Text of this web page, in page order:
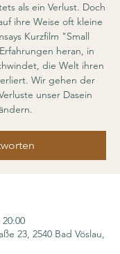
als ein Verlust. Doch
ihre Weise oft kleine
Kurzfilm "Small
heran, in
die Welt ihren
Wir gehen der
unser Dasein
23, 2540 Bad Vöslau,